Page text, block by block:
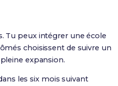
Tu peux intégrer une école
choisissent de suivre un
expansion.
les six mois suivant